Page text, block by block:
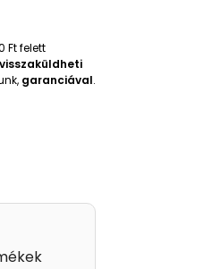
Ft felett
garanciával.